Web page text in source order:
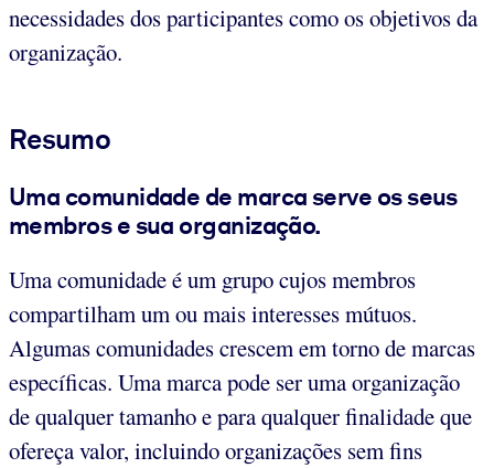
necessidades dos participantes como os objetivos da
organização.
Resumo
Uma comunidade de marca serve os seus
membros e sua organização.
Uma comunidade é um grupo cujos membros
compartilham um ou mais interesses mútuos.
Algumas comunidades crescem em torno de marcas
específicas. Uma marca pode ser uma organização
de qualquer tamanho e para qualquer finalidade que
ofereça valor, incluindo organizações sem fins